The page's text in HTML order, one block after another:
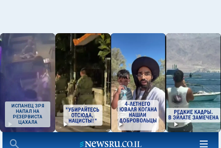
ИСПАНЕЦ ЗРЯ
НАПАЛ НА
РЕЗЕРВИСТА
ЦАХАЛА